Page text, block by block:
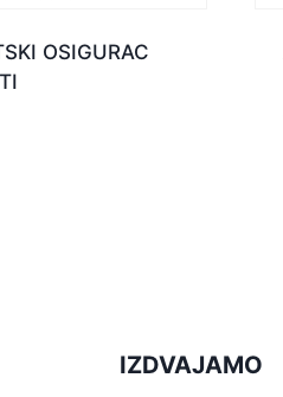
OSIGURAC
IZDVAJAMO